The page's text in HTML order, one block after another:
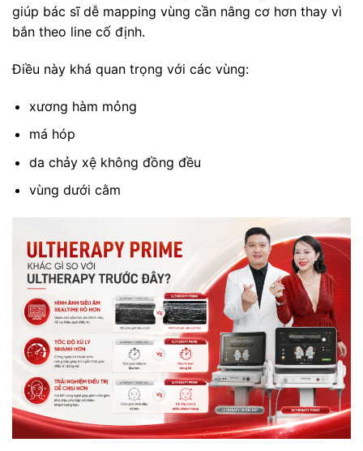
giúp bác sĩ dễ mapping vùng cần nâng cơ hơn thay vì
bắn theo line cố định.
Điều này khá quan trọng với các vùng:
xương hàm mỏng
má hóp
da chảy xệ không đồng đều
vùng dưới cằm